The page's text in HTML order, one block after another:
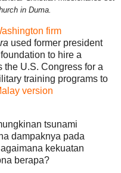
in Duma.
firm
used former president
to hire a
the U.S. Congress for a
training programs to
version
tsunami
dampaknya pada
kekuatan
berapa?